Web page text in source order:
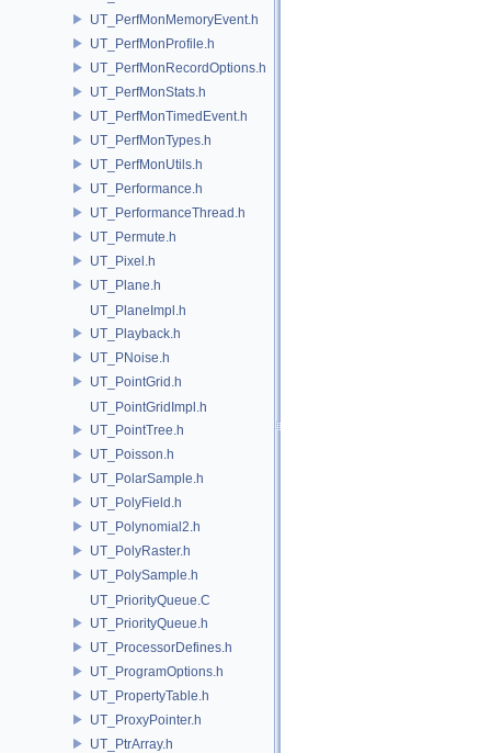
UT_PerfMonMemoryEvent.h
UT_PerfMonProfile.h
UT_PerfMonRecordOptions.h
UT_PerfMonStats.h
UT_PerfMonTimedEvent.h
UT_PerfMonTypes.h
UT_PerfMonUtils.h
UT_Performance.h
UT_PerformanceThread.h
UT_Permute.h
UT_Pixel.h
UT_Plane.h
UT_PlaneImpl.h
UT_Playback.h
UT_PNoise.h
UT_PointGrid.h
UT_PointGridImpl.h
UT_PointTree.h
UT_Poisson.h
UT_PolarSample.h
UT_PolyField.h
UT_Polynomial2.h
UT_PolyRaster.h
UT_PolySample.h
UT_PriorityQueue.C
UT_PriorityQueue.h
UT_ProcessorDefines.h
UT_ProgramOptions.h
UT_PropertyTable.h
UT_ProxyPointer.h
UT_PtrArray.h